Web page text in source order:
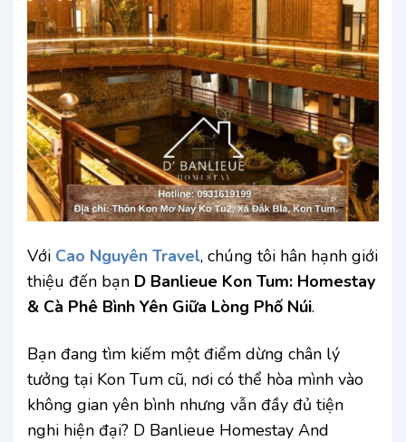
Với Cao Nguyên Travel, chúng tôi hân hạnh giới
thiệu đến bạn D Banlieue Kon Tum: Homestay
& Cà Phê Bình Yên Giữa Lòng Phố Núi.
Bạn đang tìm kiếm một điểm dừng chân lý
tưởng tại Kon Tum cũ, nơi có thể hòa mình vào
không gian yên bình nhưng vẫn đầy đủ tiện
nghi hiện đại? D Banlieue Homestay And